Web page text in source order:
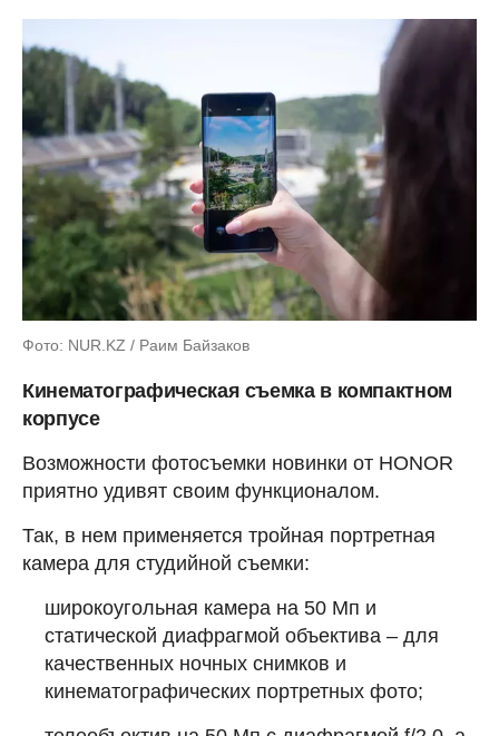
Фото: NUR.KZ / Раим Байзаков
Кинематографическая съемка в компактном
корпусе
Возможности фотосъемки новинки от HONOR
приятно удивят своим функционалом.
Так, в нем применяется тройная портретная
камера для студийной съемки:
широкоугольная камера на 50 Мп и
статической диафрагмой объектива – для
качественных ночных снимков и
кинематографических портретных фото;